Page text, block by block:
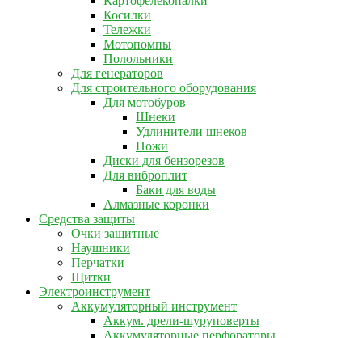
Косилки
Тележки
Мотопомпы
Полольники
Для генераторов
Для строительного оборудования
Для мотобуров
Шнеки
Удлинители шнеков
Ножи
Диски для бензорезов
Для виброплит
Баки для воды
Алмазные коронки
Средства защиты
Очки защитные
Наушники
Перчатки
Щитки
Электроинструмент
Аккумуляторный инструмент
Аккум. дрели-шуруповерты